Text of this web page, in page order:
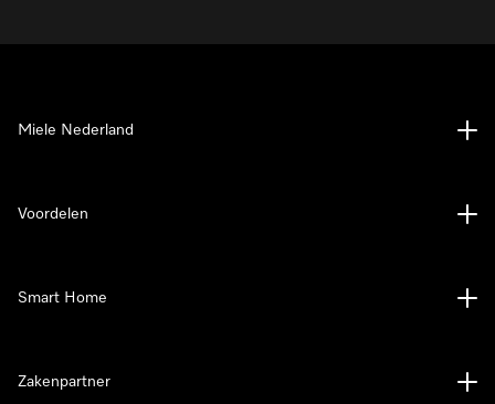
Miele Nederland
Voordelen
Smart Home
Zakenpartner